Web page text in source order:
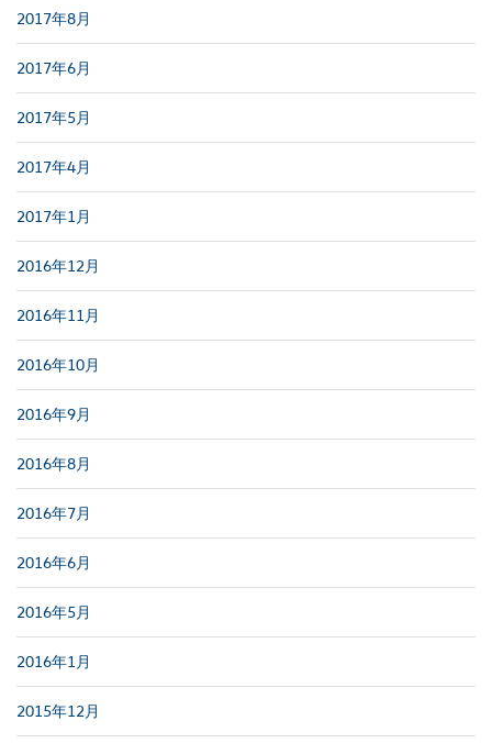
2017年8月
2017年6月
2017年5月
2017年4月
2017年1月
2016年12月
2016年11月
2016年10月
2016年9月
2016年8月
2016年7月
2016年6月
2016年5月
2016年1月
2015年12月